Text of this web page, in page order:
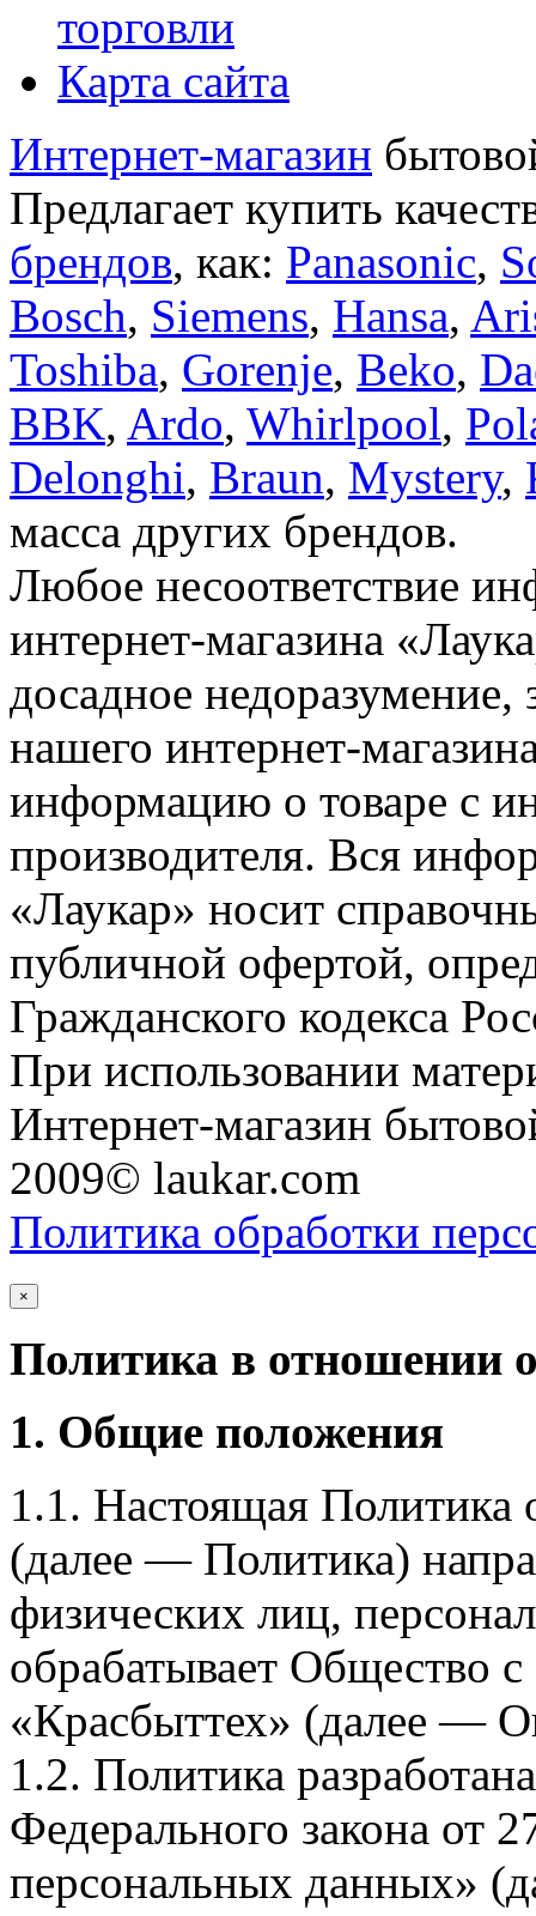
торговли
Карта сайта
Интернет-магазин
Предлагает купить
брендов, как: Panasonic,
Bosch, Siemens, Hansa,
Toshiba, Gorenje, Beko,
BBK, Ardo, Whirlpool,
Delonghi, Braun, Mystery,
масса других брендов.
Любое несоответствие
интернет-магазина
досадное недоразумение,
нашего интернет-
информацию о товаре с
производителя. Вся
«Лаукар» носит
публичной офертой,
Гражданского кодекса
При использовании
Интернет-магазин
2009© laukar.com
Политика обработки
×
Политика в отношении
1. Общие положения
1.1. Настоящая Политика
(далее — Политика)
физических лиц,
обрабатывает Общество
«Красбыттех» (далее —
1.2. Политика
Федерального закона
персональных данных»